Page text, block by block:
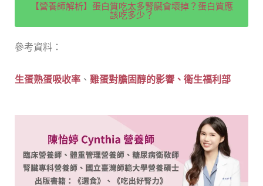
【營養師解析】蛋白質吃太多腎臟會壞掉？蛋白質應
該吃多少？
參考資料：
生蛋熟蛋吸收率 、 雞蛋對膽固醇的影響、 衛生福利部